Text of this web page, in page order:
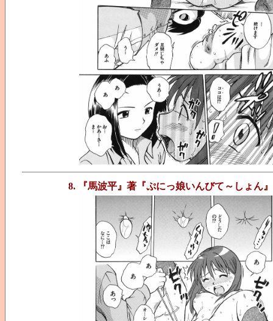
8. 『馬波平』著『ぷにっ娘いんびて～しょん